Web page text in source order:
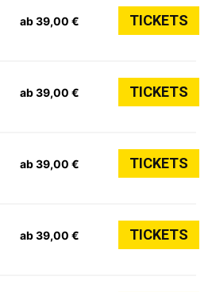
ab 39,00 € TICKETS
ab 39,00 € TICKETS
ab 39,00 € TICKETS
ab 39,00 € TICKETS